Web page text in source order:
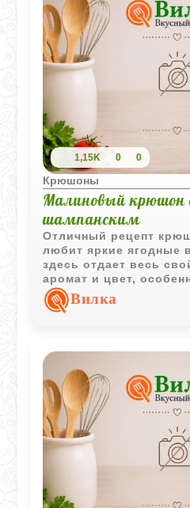
1,15K 0 0
Крюшоны
Малиновый крюшон
шампанским
Отличный рецепт
любит яркие ягодные
здесь отдает весь
аромат и цвет,
настоится в сахарной
получается очень
шампанское - так
совершенно другими
дать ему хорошенько
подачей.
Вилка